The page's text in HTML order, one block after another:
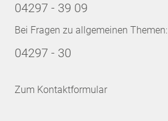
04297 - 39 09
Bei Fragen zu allgemeinen Themen:
04297 - 30
Zum Kontaktformular